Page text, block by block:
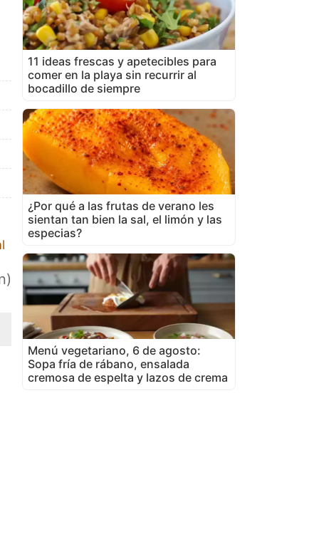
11 ideas frescas y apetecibles para
comer en la playa sin recurrir al
bocadillo de siempre
¿Por qué a las frutas de verano les
sientan tan bien la sal, el limón y las
especias?
Menú vegetariano, 6 de agosto:
Sopa fría de rábano, ensalada
cremosa de espelta y lazos de crema